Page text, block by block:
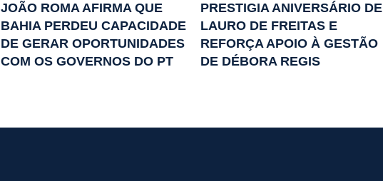
JOÃO ROMA AFIRMA QUE
BAHIA PERDEU CAPACIDADE
DE GERAR OPORTUNIDADES
COM OS GOVERNOS DO PT
PRESTIGIA ANIVERSÁRIO DE
LAURO DE FREITAS E
REFORÇA APOIO À GESTÃO
DE DÉBORA REGIS